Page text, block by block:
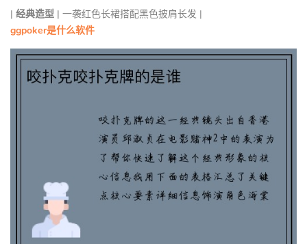
| 经典造型 | 一袭红色长裙搭配黑色披肩长发 |
ggpoker是什么软件